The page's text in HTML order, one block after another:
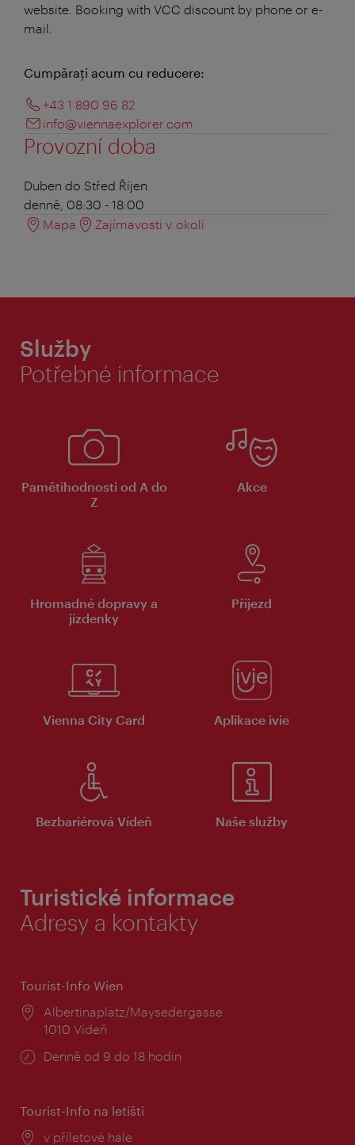
website. Booking with VCC discount by phone or e-
mail.
Cumpăraţi acum cu reducere:
+43 1 890 96 82
info@viennaexplorer.com
Provozní doba
Duben do Střed Říjen
denně, 08:30 - 18:00
Mapa
Zajímavosti v okolí
Služby
Potřebné informace
Pamětihodnosti od A do
Z
Akce
Hromadné dopravy a
jízdenky
Příjezd
Vienna City Card Aplikace ivie
Bezbariérová Vídeň Naše služby
Turistické informace
Adresy a kontakty
Tourist-Info Wien
Místo:
Albertinaplatz/Maysedergasse
1010 Vídeň
Provozní
Denně od 9 do 18 hodin
Tourist-Info na letišti
Místo:
v příletové hale